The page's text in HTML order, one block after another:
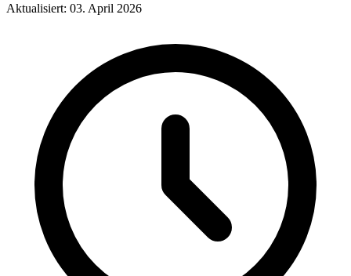
Aktualisiert: 03. April 2026